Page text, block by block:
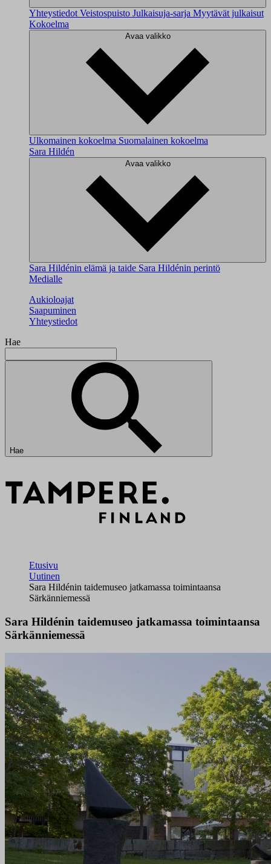
Yhteystiedot Veistospuisto Julkaisuja-sarja Myytävät julkaisut
Kokoelma
Avaa valikko
Ulkomainen kokoelma Suomalainen kokoelma
Sara Hildén
Avaa valikko
Sara Hildénin elämä ja taide Sara Hildénin perintö
Medialle
Aukioloajat
Saapuminen
Yhteystiedot
Hae
Hae
Etusivu
Uutinen
Sara Hildénin taidemuseo jatkamassa toimintaansa
Särkänniemessä
Sara Hildénin taidemuseo jatkamassa toimintaansa
Särkänniemessä